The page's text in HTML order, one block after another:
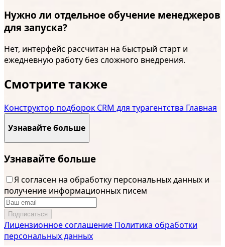
Нужно ли отдельное обучение менеджеров
для запуска?
Нет, интерфейс рассчитан на быстрый старт и
ежедневную работу без сложного внедрения.
Смотрите также
Конструктор подборок CRM для турагентства Главная
Узнавайте больше
Узнавайте больше
Я согласен на обработку персональных данных и
получение информационных писем
Подписаться
Лицензионное соглашение Политика обработки
персональных данных